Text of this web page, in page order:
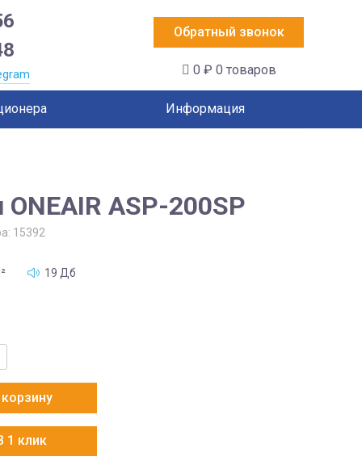
Обратный звонок
0 ₽ 0 товаров
Информация
ONEAIR ASP-200SP
15392
19 Дб
1 клик